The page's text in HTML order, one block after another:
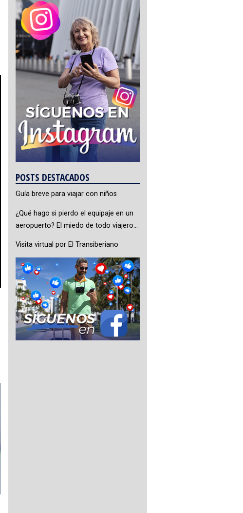
POSTS DESTACADOS
Guía breve para viajar con niños
¿Qué hago si pierdo el equipaje en un
aeropuerto? El miedo de todo viajero…
Visita virtual por El Transiberiano